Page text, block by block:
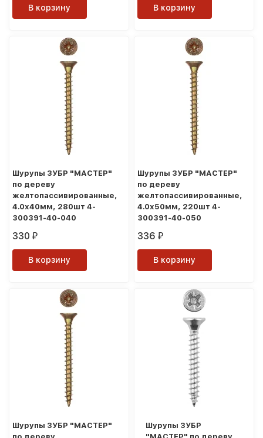
В корзину В корзину
Шурупы ЗУБР "МАСТЕР"
по дереву
желтопассивированные,
4.0x40мм, 280шт 4-
300391-40-040
330 ₽
В корзину
Шурупы ЗУБР "МАСТЕР"
по дереву
желтопассивированные,
4.0x50мм, 220шт 4-
300391-40-050
336 ₽
В корзину
Шурупы ЗУБР "МАСТЕР"
Шурупы ЗУБР